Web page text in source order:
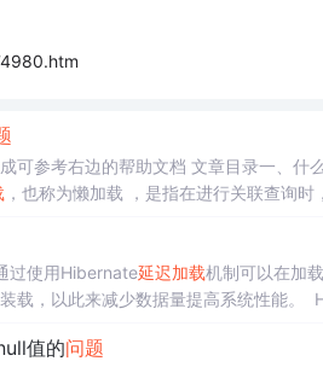
提示：文章写完后，目录可以自动生成，如何生成可参考右边的帮助文档 文章
，也称为懒加载 ，是指在进行关联查询
对应的还有嵌套结果的概念，可以参考
过使用Hibernate延迟加载机制可以在加
载，以此来减少数据量提高系统性能。
值的问题